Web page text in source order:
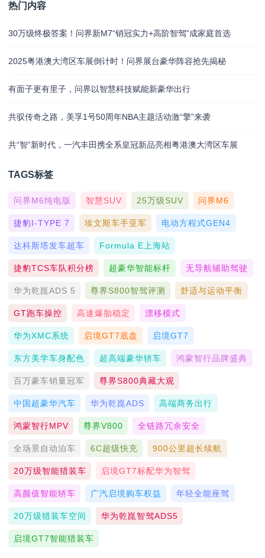
热门内容
30万级终极答案！问界新M7“销冠实力+高阶智驾”成家庭首选
2025粤港澳大湾区车展倒计时！问界展台豪华阵容抢先揭秘
有面子更有里子，问界以智慧科技赋能新豪华出行
共驭传奇之路，美孚1号50周年NBA主题活动激“擎”来袭
共“智”新时代，一汽丰田携全系皇冠新品亮相粤港澳大湾区车展
TAGS标签
问界M6纯电版 智慧SUV 25万级SUV 问界M6
捷豹I-TYPE 7 埃文斯车手亚军 电动方程式GEN4
达科斯塔发车超车 Formula E上海站
捷豹TCS车队积分榜 超豪华智能标杆 无导航辅助驾驶
华为乾崑ADS 5 尊界S800智驾评测 舒适与运动平衡
GT跑车操控 高速爆胎稳定 漂移模式
华为XMC系统 启境GT7底盘 启境GT7
东方美学车身配色 超高端豪华轿车 鸿蒙智行品牌盛典
百万豪车销量冠军 尊界S800典藏大观
中国超豪华汽车 华为乾崑ADS 高端商务出行
鸿蒙智行MPV 尊界V800 全链路冗余安全
全场景自动泊车 6C超级快充 900公里超长续航
20万级智能猎装车 启境GT7标配华为智驾
高颜值智能轿车 广汽启境购车权益 年轻全能座驾
20万级猎装车空间 华为乾崑智驾ADS5
启境GT7智能猎装车